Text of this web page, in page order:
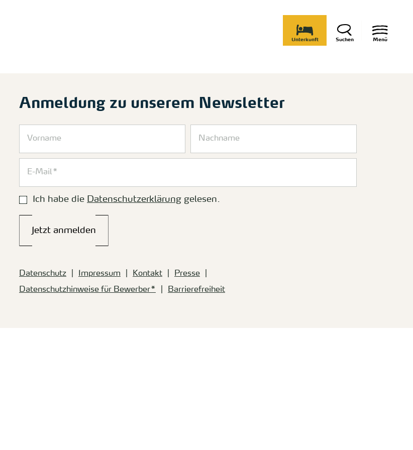
Menü
Suchen
Unterkunft
Anmeldung zu unserem Newsletter
Ich habe die Datenschutzerklärung gelesen.
Jetzt anmelden
Datenschutz Impressum Kontakt
Presse
Datenschutzhinweise für Bewerber*
Barrierefreiheit